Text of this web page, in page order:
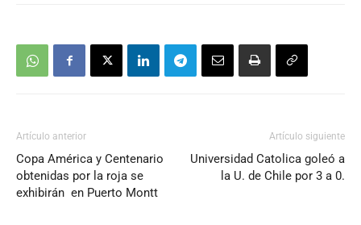
Artículo anterior
Copa América y Centenario
obtenidas por la roja se
exhibirán en Puerto Montt
Artículo siguiente
Universidad Catolica goleó a
la U. de Chile por 3 a 0.